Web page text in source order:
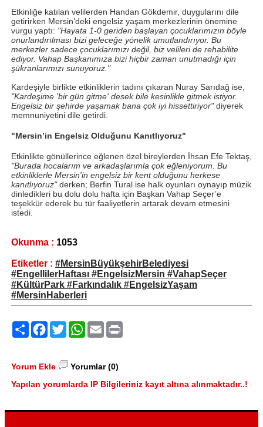
Etkinliğe katılan velilerden Handan Gökdemir, duygularını dile
getirirken Mersin’deki engelsiz yaşam merkezlerinin önemine
vurgu yaptı: "Hayata 1-0 geriden başlayan çocuklarımızın böyle
onurlandırılması bizi geleceğe yönelik umutlandırıyor. Bu
merkezler sadece çocuklarımızı değil, biz velileri de rehabilite
ediyor. Vahap Başkanımıza bizi hiçbir zaman unutmadığı için
şükranlarımızı sunuyoruz."
Kardeşiyle birlikte etkinliklerin tadını çıkaran Nuray Sarıdağ ise,
"Kardeşime 'bir gün gitme' desek bile kesinlikle gitmek istiyor.
Engelsiz bir şehirde yaşamak bana çok iyi hissettiriyor"diyerek
memnuniyetini dile getirdi.
"Mersin’in Engelsiz Olduğunu Kanıtlıyoruz"
Etkinlikte gönüllerince eğlenen özel bireylerden İhsan Efe Tektaş,
"Burada hocalarım ve arkadaşlarımla çok eğleniyorum. Bu
etkinliklerle Mersin'in engelsiz bir kent olduğunu herkese
kanıtlıyoruz"derken; Berfin Tural ise halk oyunları oynayıp müzik
dinledikleri bu dolu dolu hafta için Başkan Vahap Seçer’e
teşekkür ederek bu tür faaliyetlerin artarak devam etmesini
istedi.
Okunma : 1053
Etiketler : #MersinBüyükşehirBelediyesi
#EngellilerHaftası #EngelsizMersin #VahapSeçer
#KültürPark #Farkındalık #EngelsizYaşam
#MersinHaberleri
PaylaşFacebook
TwitterWhatsApp
Email
Yorum Ekle
Yorumlar (0)
Yapılan yorumlarda IP Bilgileriniz kayıt altına alınmaktadır..!